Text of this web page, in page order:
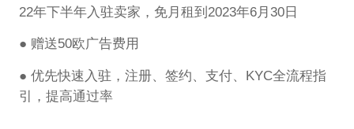
22年下半年入驻卖家，免月租到2023年6月30日
● 赠送50欧广告费用
● 优先快速入驻，注册、签约、支付、KYC全流程指
引，提高通过率